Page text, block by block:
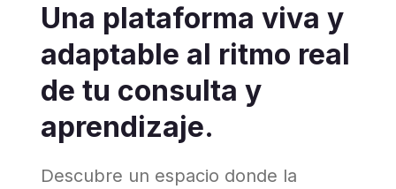
Una plataforma viva y
adaptable al ritmo real
de tu consulta y
aprendizaje.
Descubre un espacio donde la